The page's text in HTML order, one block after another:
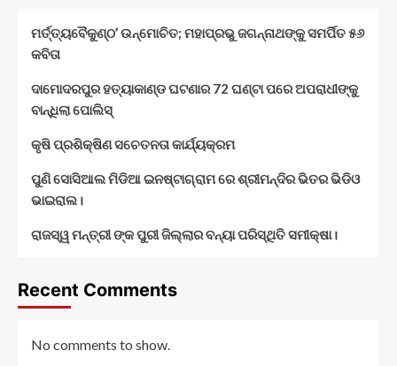
ମର୍ତ୍ତ୍ୟବୈକୁଣ୍ଠ’ ଉନ୍ମୋଚିତ; ମହାପ୍ରଭୁ ଜଗନ୍ନାଥଙ୍କୁ ସମର୍ପିତ ୫୬
କବିତା
ଦାମୋଦରପୁର ହତ୍ୟାକାଣ୍ଡ ଘଟଣାର 72 ଘଣ୍ଟା ପରେ ଅପରାଧୀଙ୍କୁ
ବାନ୍ଧିଲା ପୋଲିସ୍
କୃଷି ପ୍ରଶିକ୍ଷିଣ ସଚେତନତା କାର୍ଯ୍ୟକ୍ରମ
ପୁଣି ସୋସିଆଲ ମିଡିଆ ଇନଷ୍ଟାଗ୍ରାମ ରେ ଶ୍ରୀମନ୍ଦିର ଭିତର ଭିଡିଓ
ଭାଇରାଲ।
ରାଜସ୍ୱ ମନ୍ତ୍ରୀ ଙ୍କ ପୁରୀ ଜିଲ୍ଲାର ବନ୍ୟା ପରିସ୍ଥିତି ସମୀକ୍ଷା।
Recent Comments
No comments to show.